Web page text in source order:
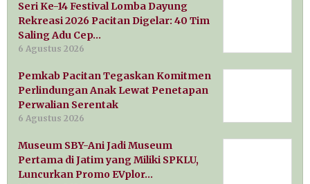
Seri Ke-14 Festival Lomba Dayung
Rekreasi 2026 Pacitan Digelar: 40 Tim
Saling Adu Cep…
6 Agustus 2026
Pemkab Pacitan Tegaskan Komitmen
Perlindungan Anak Lewat Penetapan
Perwalian Serentak
6 Agustus 2026
Museum SBY-Ani Jadi Museum
Pertama di Jatim yang Miliki SPKLU,
Luncurkan Promo EVplor…